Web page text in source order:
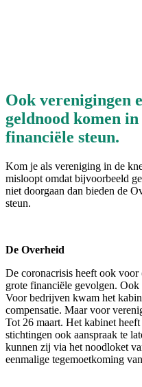
Ook verenigingen
geldnood komen
financiële steun.
Kom je als vereniging in de
misloopt omdat bijvoorbeeld
niet doorgaan dan bieden de
steun.
De Overheid
De coronacrisis heeft ook
grote financiële gevolgen.
Voor bedrijven kwam het
compensatie. Maar voor
Tot 26 maart. Het kabinet
stichtingen ook aanspraak te
kunnen zij via het noodloket
eenmalige tegemoetkoming